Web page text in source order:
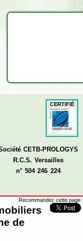
CERTIFIÉ
CETB-PROLOGYS
R.C.S. Versailles
n° 504 246 224
Recommandez cette page
de